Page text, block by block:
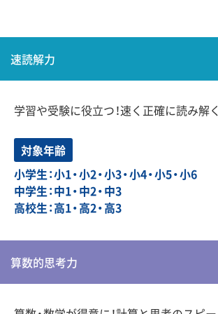
速読解力
学習や受験に役立つ！速く正確に読み解
対象年齢
小学生：小1・小2・小3・小4・小5・小6
中学生：中1・中2・中3
高校生：高1・高2・高3
算数的思考力